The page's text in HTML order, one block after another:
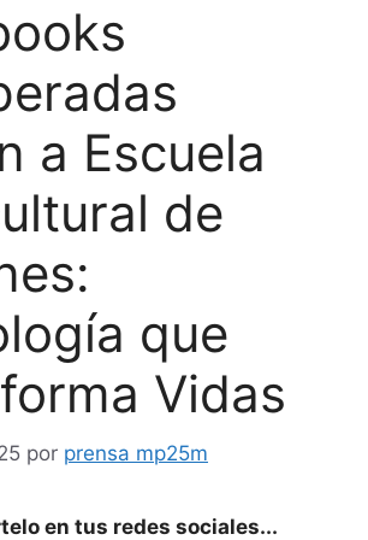
a Escuela
de
que
Vidas
por prensa mp25m
en tus redes sociales...